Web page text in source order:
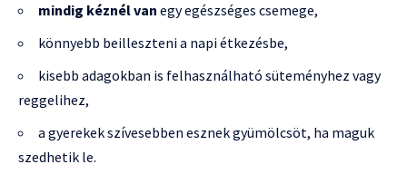
mindig kéznél van egy egészséges csemege,
könnyebb beilleszteni a napi étkezésbe,
kisebb adagokban is felhasználható süteményhez vagy
reggelihez,
a gyerekek szívesebben esznek gyümölcsöt, ha maguk
szedhetik le.